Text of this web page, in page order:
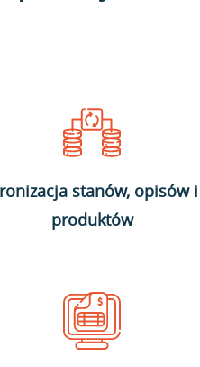
stanów, opisów
produktów